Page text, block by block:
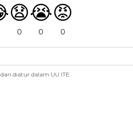
😧
0
😭
0
😡
0
diatur dalam UU ITE